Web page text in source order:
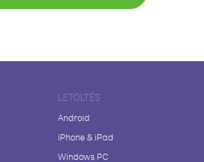
LETÖLTÉS
Android
iPhone & iPad
Windows PC